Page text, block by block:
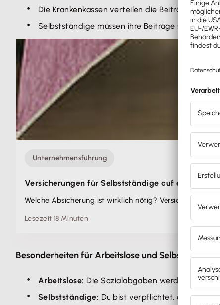
Die Krankenkassen verteilen die Beiträge an
Selbstständige müssen ihre Beiträge selbst
Unternehmensführung
Versicherungen für Selbstständige auf einen Blick
Welche Absicherung ist wirklich nötig? Versicherungen
Lesezeit 18 Minuten
Besonderheiten für Arbeitslose und Selbstständige
Arbeitslose: Die Sozialabgaben werden durch
Selbstständige: Du bist verpflichtet, deine